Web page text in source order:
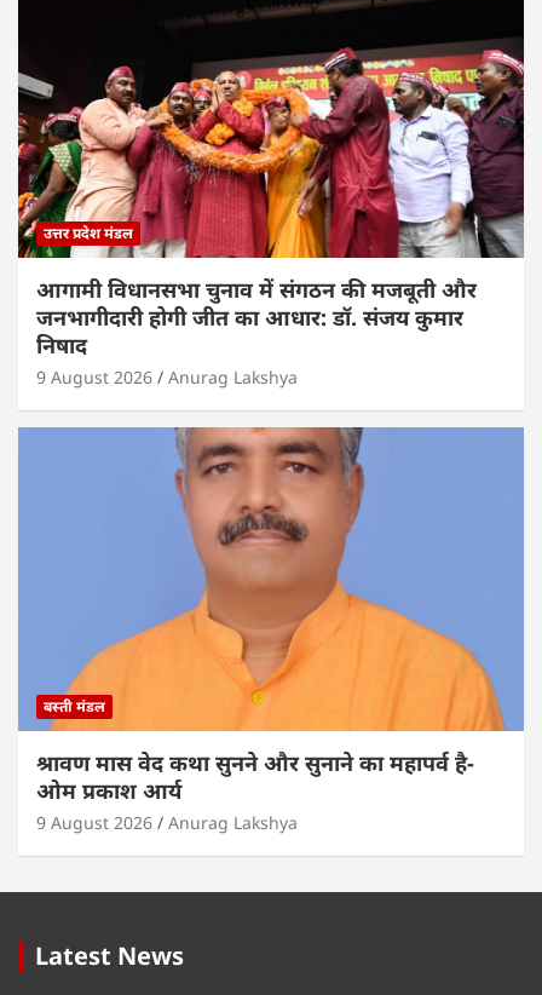
उत्तर प्रदेश मंडल
आगामी विधानसभा चुनाव में संगठन की मजबूती और
जनभागीदारी होगी जीत का आधार: डॉ. संजय कुमार
निषाद
9 August 2026 Anurag Lakshya
बस्ती मंडल
श्रावण मास वेद कथा सुनने और सुनाने का महापर्व है-
ओम प्रकाश आर्य
9 August 2026 Anurag Lakshya
Latest News